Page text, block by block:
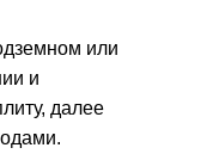
или
и
далее